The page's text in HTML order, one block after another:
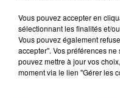
LE MAGASIN
SES PORTES
Vous pouvez accepter en
sélectionnant les finalités et/
Vous pouvez également
accepter". Vos préférences
pouvez mettre à jour vos
moment via le lien "Gérer les